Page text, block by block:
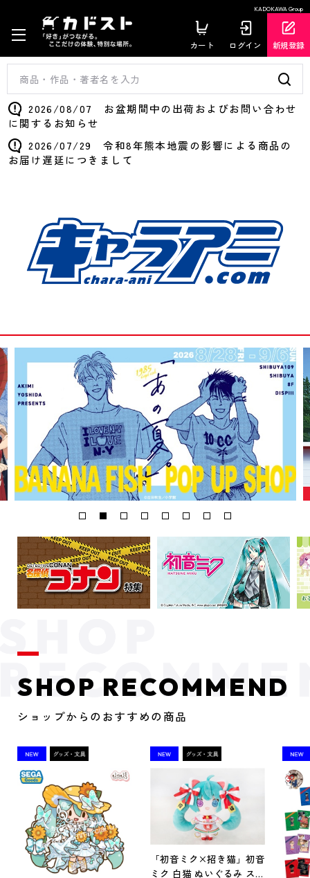
KADOKAWA Group
カート ログイン 新規登録
2026/08/07 お盆期間中の出荷およびお問い合わせ
に関するお知らせ
2026/07/29 令和8年熊本地震の影響による商品の
お届け遅延につきまして
SHOP RECOMMEND
ショップからのおすすめの商品
「初音ミク×招き猫」初音
ミク 白猫 ぬいぐるみ スタ